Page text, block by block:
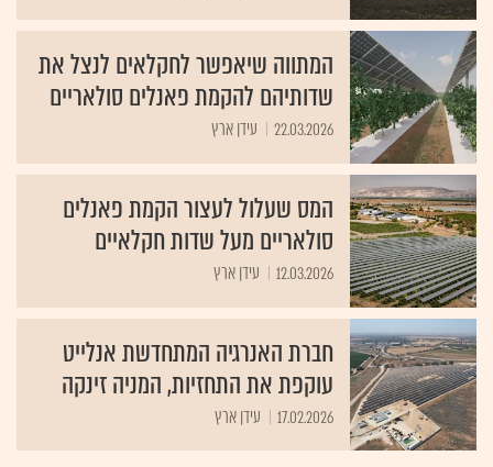
המתווה שיאפשר לחקלאים לנצל את
שדותיהם להקמת פאנלים סולאריים
22.03.2026 עידן ארץ
המס שעלול לעצור הקמת פאנלים
סולאריים מעל שדות חקלאיים
12.03.2026 עידן ארץ
חברת האנרגיה המתחדשת אנלייט
עוקפת את התחזיות, המניה זינקה
17.02.2026 עידן ארץ